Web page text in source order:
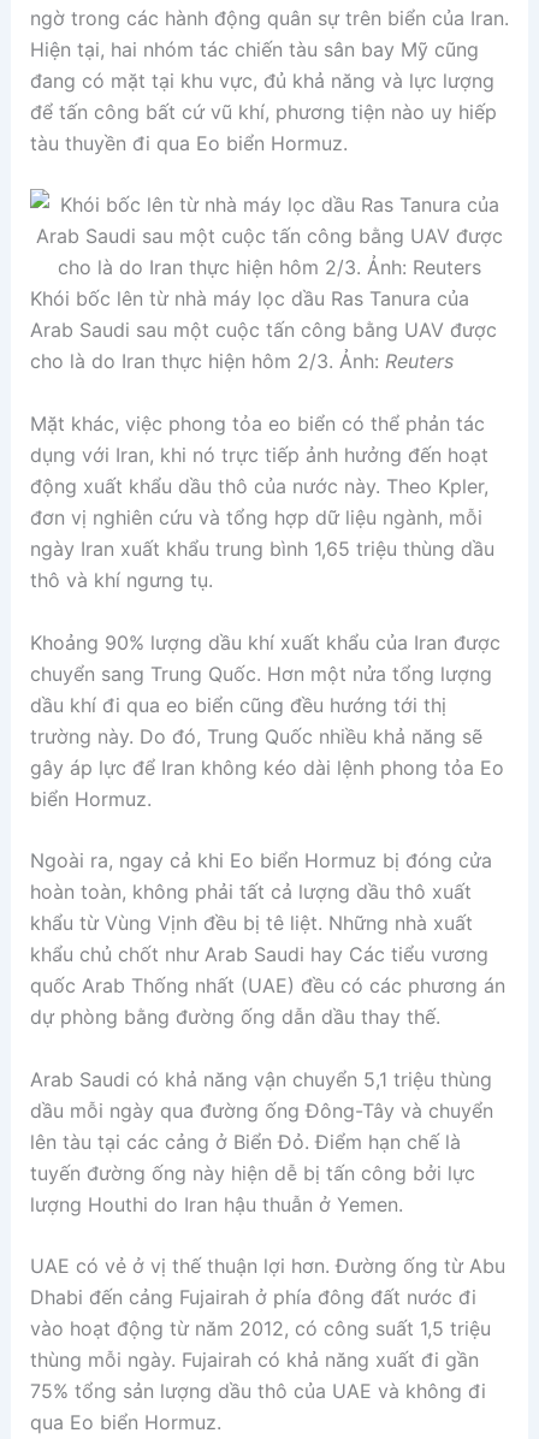
ngờ trong các hành động quân sự trên biển của Iran.
Hiện tại, hai nhóm tác chiến tàu sân bay Mỹ cũng
đang có mặt tại khu vực, đủ khả năng và lực lượng
để tấn công bất cứ vũ khí, phương tiện nào uy hiếp
tàu thuyền đi qua Eo biển Hormuz.
Khói bốc lên từ nhà máy lọc dầu Ras Tanura của
Arab Saudi sau một cuộc tấn công bằng UAV được
cho là do Iran thực hiện hôm 2/3. Ảnh: Reuters
Mặt khác, việc phong tỏa eo biển có thể phản tác
dụng với Iran, khi nó trực tiếp ảnh hưởng đến hoạt
động xuất khẩu dầu thô của nước này. Theo Kpler,
đơn vị nghiên cứu và tổng hợp dữ liệu ngành, mỗi
ngày Iran xuất khẩu trung bình 1,65 triệu thùng dầu
thô và khí ngưng tụ.
Khoảng 90% lượng dầu khí xuất khẩu của Iran được
chuyển sang Trung Quốc. Hơn một nửa tổng lượng
dầu khí đi qua eo biển cũng đều hướng tới thị
trường này. Do đó, Trung Quốc nhiều khả năng sẽ
gây áp lực để Iran không kéo dài lệnh phong tỏa Eo
biển Hormuz.
Ngoài ra, ngay cả khi Eo biển Hormuz bị đóng cửa
hoàn toàn, không phải tất cả lượng dầu thô xuất
khẩu từ Vùng Vịnh đều bị tê liệt. Những nhà xuất
khẩu chủ chốt như Arab Saudi hay Các tiểu vương
quốc Arab Thống nhất (UAE) đều có các phương án
dự phòng bằng đường ống dẫn dầu thay thế.
Arab Saudi có khả năng vận chuyển 5,1 triệu thùng
dầu mỗi ngày qua đường ống Đông-Tây và chuyển
lên tàu tại các cảng ở Biển Đỏ. Điểm hạn chế là
tuyến đường ống này hiện dễ bị tấn công bởi lực
lượng Houthi do Iran hậu thuẫn ở Yemen.
UAE có vẻ ở vị thế thuận lợi hơn. Đường ống từ Abu
Dhabi đến cảng Fujairah ở phía đông đất nước đi
vào hoạt động từ năm 2012, có công suất 1,5 triệu
thùng mỗi ngày. Fujairah có khả năng xuất đi gần
75% tổng sản lượng dầu thô của UAE và không đi
qua Eo biển Hormuz.